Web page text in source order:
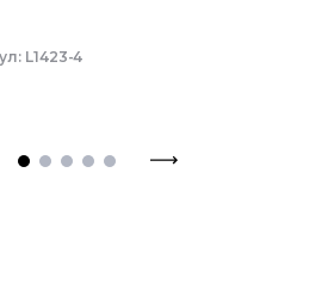
L1423-4